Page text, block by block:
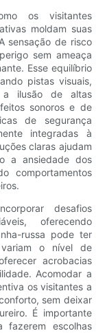
os visitantes
moldam suas
sensação de risco
sem ameaça
Esse equilíbrio
pistas visuais,
a ilusão de altas
sonoros e de
de segurança
integradas à
claras ajudam
a ansiedade dos
comportamentos
desafios
oferecendo
russa pode ter
o nível de
acrobacias
Acomodar a
os visitantes a
sem deixar
É importante
fazerem escolhas